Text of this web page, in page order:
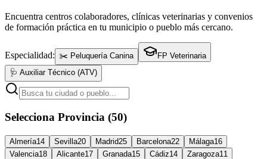
Encuentra centros colaboradores, clínicas veterinarias y convenios
de formación práctica en tu municipio o pueblo más cercano.
Especialidad: ✂️ Peluquería Canina
FP Veterinaria
🩺 Auxiliar Técnico (ATV)
Selecciona Provincia (50)
Almería14 Sevilla20 Madrid25 Barcelona22 Málaga16
Valencia18 Alicante17 Granada15 Cádiz14 Zaragoza11